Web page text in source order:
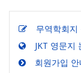
무역학회지
JKT 영문지
회원가입 안